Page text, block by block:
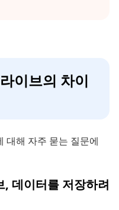
이브의 차이
대해 자주 묻는 질문에
데이터를 저장하려